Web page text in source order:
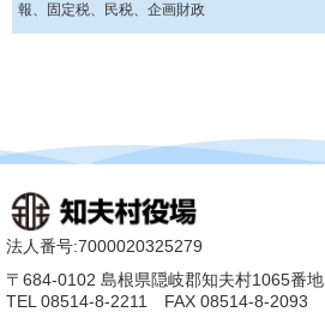
報、固定税、民税、企画財政
法人番号:7000020325279
〒684-0102 島根県隠岐郡知夫村1065番地
TEL 08514-8-2211 FAX 08514-8-2093